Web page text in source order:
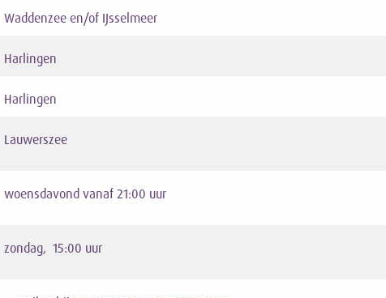
Waddenzee en/of IJsselmeer
Harlingen
Harlingen
Lauwerszee
woensdavond vanaf 21:00 uur
zondag, 15:00 uur